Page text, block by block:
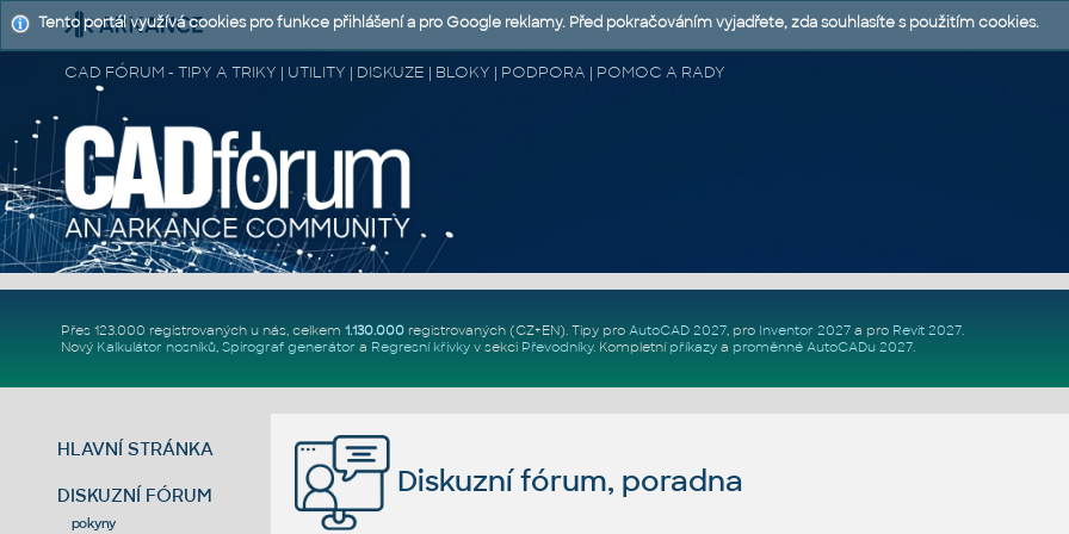
CAD FÓRUM - TIPY A TRIKY | UTILITY | DISKUZE | BLOKY | PODPORA | POMOC A RADY
Přes 123.000 registrovaných u nás, celkem 1.130.000registrovaných (CZ+EN). Tipy pro AutoCAD 2027, pro Inventor 2027a pro Revit 2027.
Nový Kalkulátor nosníků, Spirograf generátor a Regresní křivkyv sekci Převodníky. Kompletní příkazya proměnné AutoCADu 2027.
HLAVNÍ STRÁNKA
DISKUZNÍ FÓRUM
pokyny
Diskuzní fórum, poradna
Tento portál využívá cookies pro funkce přihlášení a pro Google reklamy. Před pokračováním vyjadřete, zda souhlasíte s použitím cookies.